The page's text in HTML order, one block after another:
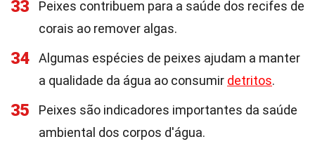
33
Peixes contribuem para a saúde dos recifes de
corais ao remover algas.
34
Algumas espécies de peixes ajudam a manter
a qualidade da água ao consumir detritos.
35
Peixes são indicadores importantes da saúde
ambiental dos corpos d'água.